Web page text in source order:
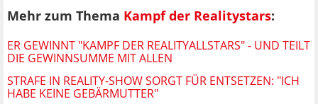
Mehr zum Thema Kampf der Realitystars:
ER GEWINNT "KAMPF DER REALITYALLSTARS" - UND TEILT
DIE GEWINNSUMME MIT ALLEN
STRAFE IN REALITY-SHOW SORGT FÜR ENTSETZEN: "ICH
HABE KEINE GEBÄRMUTTER"